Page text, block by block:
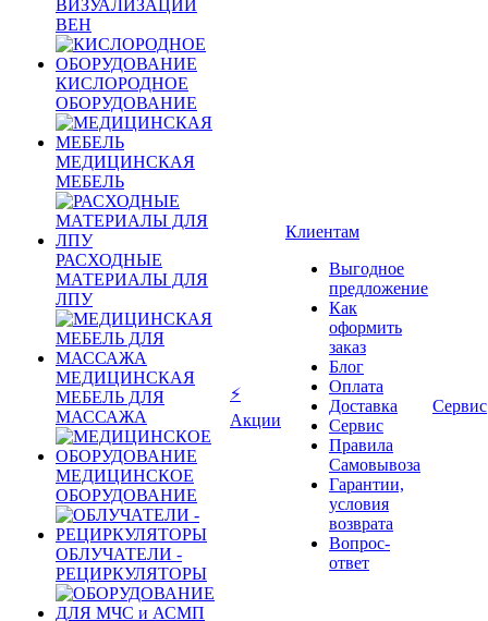
ВИЗУАЛИЗАЦИИ
ВЕН
КИСЛОРОДНОЕ
ОБОРУДОВАНИЕ
МЕДИЦИНСКАЯ
МЕБЕЛЬ
РАСХОДНЫЕ
МАТЕРИАЛЫ ДЛЯ
ЛПУ
МЕДИЦИНСКАЯ
МЕБЕЛЬ ДЛЯ
МАССАЖА
МЕДИЦИНСКОЕ
ОБОРУДОВАНИЕ
ОБЛУЧАТЕЛИ -
РЕЦИРКУЛЯТОРЫ
⚡
Акции
Клиентам
Выгодное
предложение
Как
оформить
заказ
Блог
Оплата
Доставка
Сервис
Правила
Самовывоза
Гарантии,
условия
возврата
Вопрос-
ответ
Сервис